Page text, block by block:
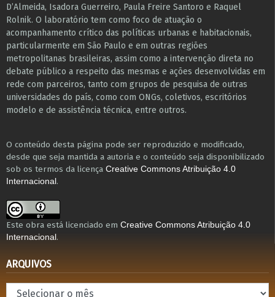
D’Almeida, Isadora Guerreiro, Paula Freire Santoro e Raquel
Rolnik. O laboratório tem como foco de atuação o
acompanhamento crítico das políticas urbanas e habitacionais,
particularmente em São Paulo e ​em outras regiões
metropolitanas brasileiras, assim como a intervenção direta no
debate público a respeito das mesmas e ações desenvolvidas em
r​e​de com parceiros, tanto com grupos de pesquisa ​de outras
universidades do país, como com ONGs, coletivos, escritórios
modelo e de assistência técnica​, entre outros​.
O conteúdo desta página pode ser reproduzido e modificado,
desde que seja mantida a autoria e o conteúdo seja disponibilizado
sob os termos da licença Creative Commons Atribuição 4.0
Internacional .
Este obra está licenciado em Creative Commons Atribuição 4.0
Internacional .
ARQUIVOS
Arquivos